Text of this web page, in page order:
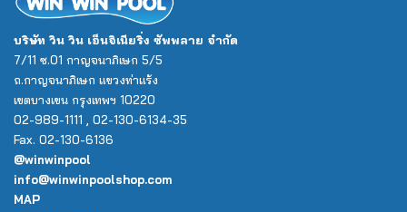
บริษัท วิน วิน เอ็นจิเนียริ่ง ซัพพลาย จำกัด
7/11 ซ.01 กาญจนาภิเษก 5/5
ถ.กาญจนาภิเษก แขวงท่าแร้ง
เขตบางเขน กรุงเทพฯ 10220
02-989-1111 , 02-130-6134-35
Fax. 02-130-6136
@winwinpool
info@winwinpoolshop.com
MAP